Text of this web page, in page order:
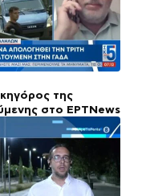
της
στο ΕΡΤNews